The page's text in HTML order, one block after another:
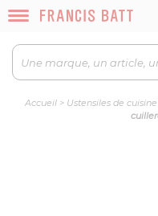
Accueil > Ustensiles de cuisine